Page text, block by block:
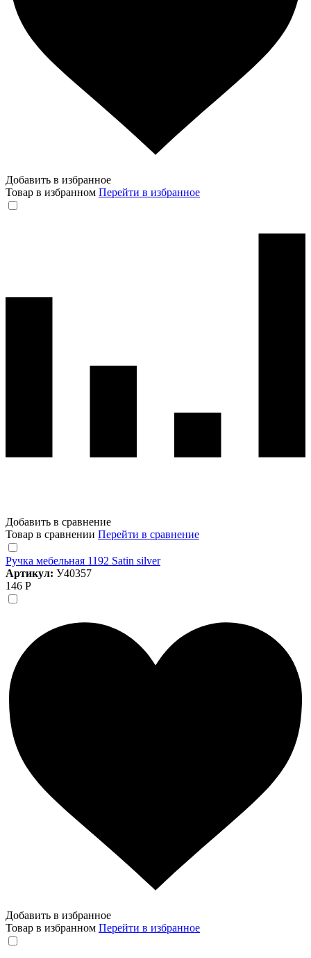
Добавить в избранное
Товар в избранном Перейти в избранное
Добавить в сравнение
Товар в сравнении Перейти в сравнение
Ручка мебельная 1192 Satin silver
Артикул: У40357
146 Р
Добавить в избранное
Товар в избранном Перейти в избранное